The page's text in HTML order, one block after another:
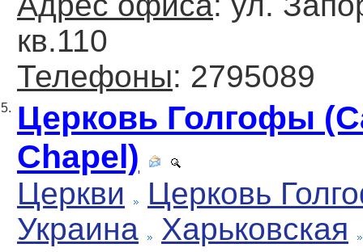
кв.110
Телефоны: 2795089
5. Церковь Голгофы
Chapel)
Церкви
Церковь
Украина
Харьковская